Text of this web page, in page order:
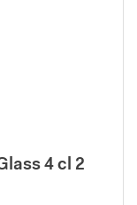
4 cl 2